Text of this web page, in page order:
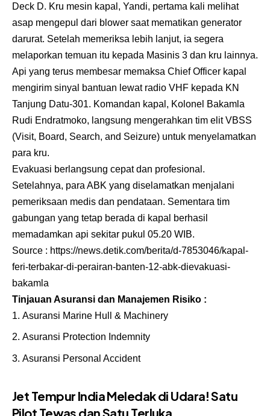
Deck D. Kru mesin kapal, Yandi, pertama kali melihat
asap mengepul dari blower saat mematikan generator
darurat. Setelah memeriksa lebih lanjut, ia segera
melaporkan temuan itu kepada Masinis 3 dan kru lainnya.
Api yang terus membesar memaksa Chief Officer kapal
mengirim sinyal bantuan lewat radio VHF kepada KN
Tanjung Datu-301. Komandan kapal, Kolonel Bakamla
Rudi Endratmoko, langsung mengerahkan tim elit VBSS
(Visit, Board, Search, and Seizure) untuk menyelamatkan
para kru.
Evakuasi berlangsung cepat dan profesional.
Setelahnya, para ABK yang diselamatkan menjalani
pemeriksaan medis dan pendataan. Sementara tim
gabungan yang tetap berada di kapal berhasil
memadamkan api sekitar pukul 05.20 WIB.
Source : https://news.detik.com/berita/d-7853046/kapal-
feri-terbakar-di-perairan-banten-12-abk-dievakuasi-
bakamla
Tinjauan Asuransi dan Manajemen Risiko :
Asuransi Marine Hull & Machinery
Asuransi Protection Indemnity
Asuransi Personal Accident
Jet Tempur India Meledak di Udara! Satu
Pilot Tewas dan Satu Terluka